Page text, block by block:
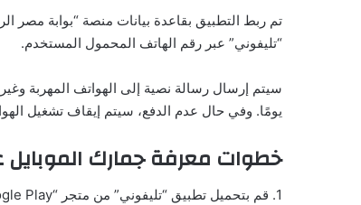
تم ربط التطبيق بقاعدة بيانات منصة “بوابة
“تليفوني” عبر رقم الهاتف المحمول المستخدم.
يومًا. وفي حال عدم الدفع، سيتم إيقاف تشغيل
خطوات معرفة جمارك الموبايل
1. قم بتحميل تطبيق “تليفوني” من متجر “Google Play” أو “App Store”.